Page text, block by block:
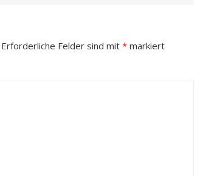
Erforderliche Felder sind mit * markiert